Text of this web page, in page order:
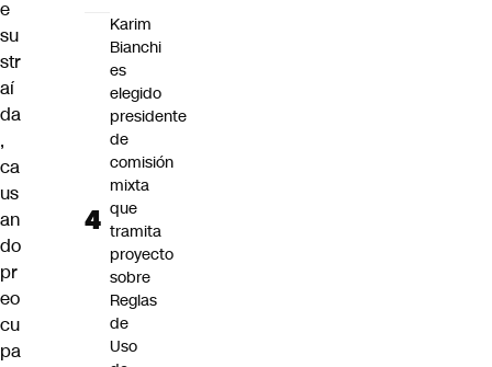
e
su
str
aí
da
,
ca
us
an
do
pr
eo
cu
pa
Karim
Bianchi
es
elegido
presidente
de
comisión
mixta
que
tramita
proyecto
sobre
Reglas
de
Uso